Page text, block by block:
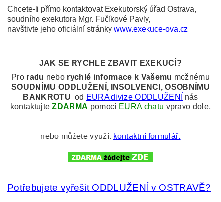
Chcete-li přímo kontaktovat Exekutorský úřad Ostrava,
soudního exekutora Mgr. Fučíkové Pavly,
navštivte jeho oficiální stránky www.exekuce-ova.cz
JAK SE RYCHLE ZBAVIT EXEKUCÍ?
Pro radu nebo rychlé informace k Vašemu možnému
SOUDNÍMU ODDLUŽENÍ, INSOLVENCI, OSOBNÍMU
BANKROTU od EURA divize ODDLUŽENÍ
nás
kontaktujteZDARMA pomocí EURA chatu vpravo dole,
nebo můžete využít kontaktní formulář:
Potřebujete vyřešit ODDLUŽENÍ v OSTRAVĚ?